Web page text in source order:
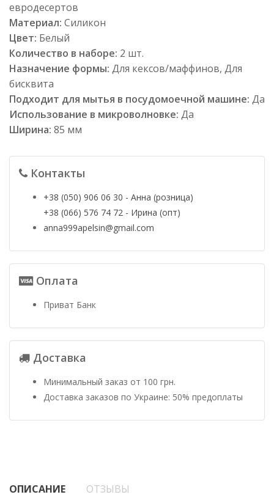
евродесертов
Материал: Силикон
Цвет: Белый
Количество в наборе: 2 шт.
Назначение формы: Для кексов/маффинов, Для
бисквита
Подходит для мытья в посудомоечной машине: Да
Использование в микроволновке: Да
Ширина: 85 мм
Контакты
+38 (050) 906 06 30 - Анна (розница)
+38 (066) 576 74 72 - Ирина (опт)
anna999apelsin@gmail.com
Оплата
Приват Банк
Доставка
Минимальный заказ от 100 грн.
Доставка заказов по Украине: 50% предоплаты
ОПИСАНИЕ ОТЗЫВЫ